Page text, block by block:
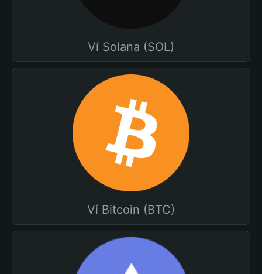
Ví Solana (SOL)
Ví Bitcoin (BTC)